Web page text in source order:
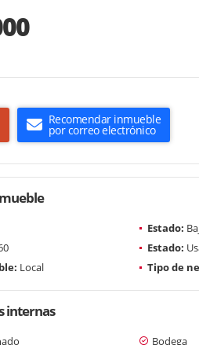
Recomendar inmueble
por correo electrónico
Estado:
Estado:
Local Tipo de
internas
Bodega